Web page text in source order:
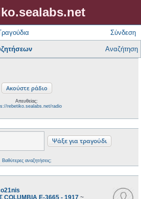
Σύνδεση
Αναζήτηση
Απευθείας:
rebetiko.sealabs.net/radio
Βαθύτερες αναζητήσεις;
E-3665 - 1917 ~